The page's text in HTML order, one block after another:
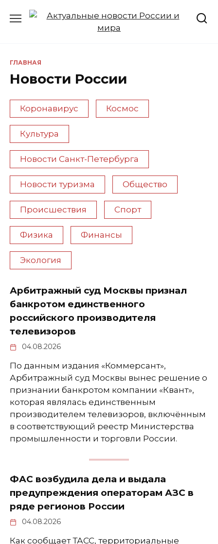
ГЛАВНАЯ
Новости России
Коронавирус Космос
Культура
Новости Санкт-Петербурга
Новости туризма Общество
Происшествия Спорт
Физика Финансы
Экология
Арбитражный суд Москвы признал
банкротом единственного
российского производителя
телевизоров
04.08.2026
По данным издания «Коммерсант»,
Арбитражный суд Москвы вынес решение о
признании банкротом компании «Квант»,
которая являлась единственным
производителем телевизоров, включённым
в соответствующий реестр Министерства
промышленности и торговли России.
ФАС возбудила дела и выдала
предупреждения операторам АЗС в
ряде регионов России
04.08.2026
Как сообщает ТАСС, территориальные